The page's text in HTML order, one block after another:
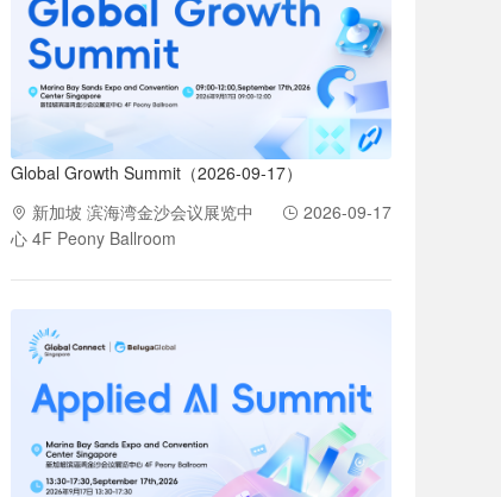
Global Growth Summit（2026-09-17）
新加坡 滨海湾金沙会议展览中
心 4F Peony Ballroom
2026-09-17